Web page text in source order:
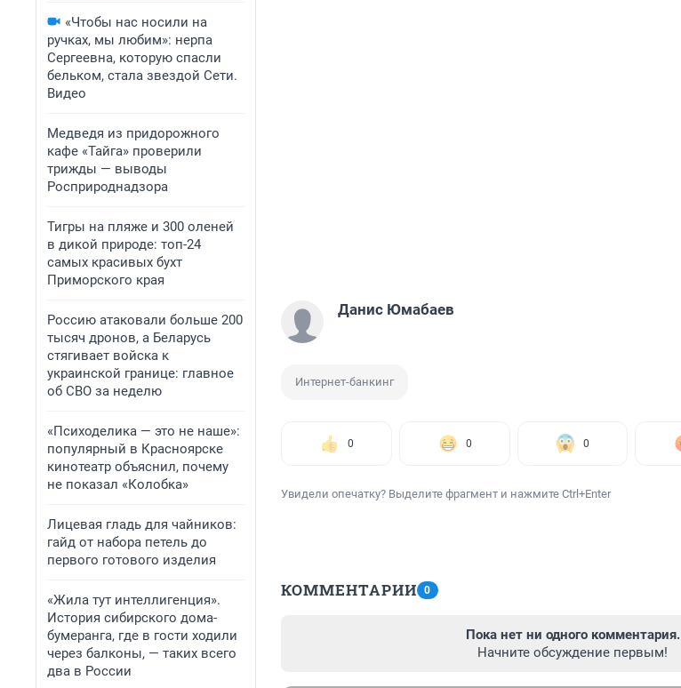
«Чтобы нас носили на
ручках, мы любим»: нерпа
Сергеевна, которую спасли
бельком, стала звездой Сети.
Видео
Медведя из придорожного
кафе «Тайга» проверили
трижды — выводы
Росприроднадзора
Тигры на пляже и 300 оленей
в дикой природе: топ-24
самых красивых бухт
Приморского края
Россию атаковали больше 200
тысяч дронов, а Беларусь
стягивает войска к
украинской границе: главное
об СВО за неделю
«Психоделика — это не наше»:
популярный в Красноярске
кинотеатр объяснил, почему
не показал «Колобка»
Лицевая гладь для чайников:
гайд от набора петель до
первого готового изделия
«Жила тут интеллигенция».
История сибирского дома-
бумеранга, где в гости ходили
через балконы, — таких всего
два в России
Данис Юмабаев
Интернет-банкинг
0 0 0
Увидели опечатку? Выделите фрагмент и нажмите Ctrl+Enter
КОММЕНТАРИИ 0
Пока нет ни одного комментария.
Начните обсуждение первым!